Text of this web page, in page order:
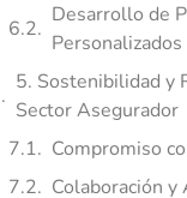
Desarrollo de
Personalizados
5. Sostenibilidad y
Sector Asegurador
Compromiso
Colaboración y